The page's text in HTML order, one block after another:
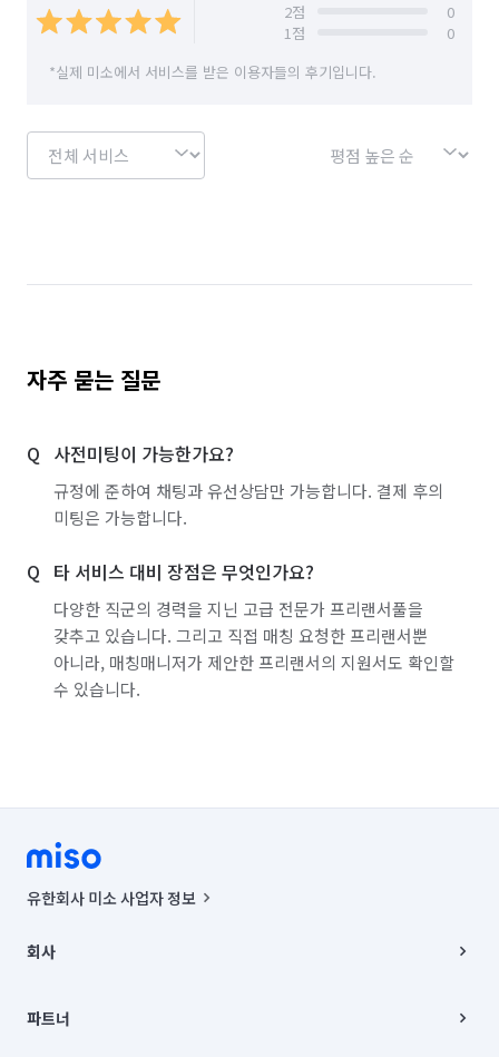
2점
0
1점
0
*실제 미소에서 서비스를 받은 이용자들의 후기입니다.
자주 묻는 질문
사전미팅이 가능한가요?
규정에 준하여 채팅과 유선상담만 가능합니다. 결제 후의
미팅은 가능합니다.
타 서비스 대비 장점은 무엇인가요?
다양한 직군의 경력을 지닌 고급 전문가 프리랜서풀을
갖추고 있습니다. 그리고 직접 매칭 요청한 프리랜서뿐
아니라, 매칭매니저가 제안한 프리랜서의 지원서도 확인할
수 있습니다.
유한회사 미소 사업자 정보
00019 |
주소 | 본사: 서울특별시 종로구 율곡로 6(중학동, 트윈트리빌딩) B동 5층
컨택센터 : 서울특별시 종로구 수송동 율곡로 24, 7층, 8층 미소
회사
채용
파트너